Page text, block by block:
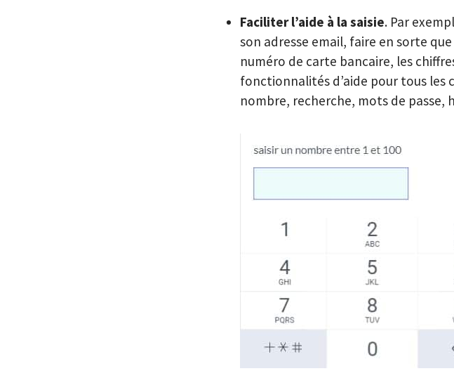
Faciliter l’aide à la saisie. Par
son adresse email, faire en sorte
numéro de carte bancaire, les
fonctionnalités d’aide pour tous les
nombre, recherche, mots de passe,